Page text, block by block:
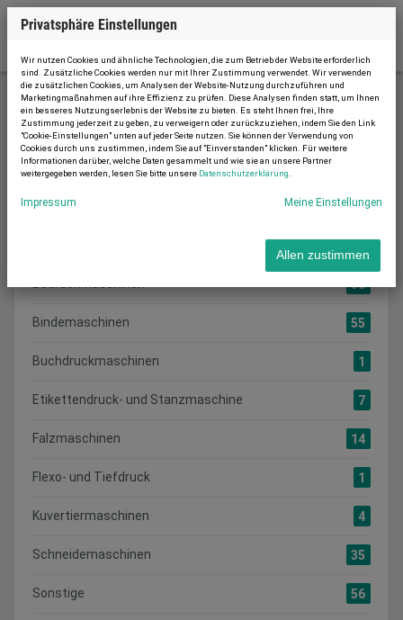
Druckmaschinen
KATEGORIEN
58
55
Bindemaschinen
1
Buchdruckmaschinen
7
Etikettendruck- und Stanzmaschine
14
Falzmaschinen
1
Flexo- und Tiefdruck
4
Kuvertiermaschinen
35
Schneidemaschinen
56
Sonstige
Privatsphäre Einstellungen
Wir nutzen Cookies und ähnliche Technologien, die zum Betrieb der Website erforderlich
sind. Zusätzliche Cookies werden nur mit Ihrer Zustimmung verwendet. Wir verwenden
die zusätzlichen Cookies, um Analysen der Website-Nutzung durchzuführen und
Marketingmaßnahmen auf ihre Effizienz zu prüfen. Diese Analysen finden statt, um Ihnen
ein besseres Nutzungserlebnis der Website zu bieten. Es steht Ihnen frei, Ihre
Zustimmung jederzeit zu geben, zu verweigern oder zurückzuziehen, indem Sie den Link
"Cookie-Einstellungen" unten auf jeder Seite nutzen. Sie können der Verwendung von
Cookies durch uns zustimmen, indem Sie auf "Einverstanden" klicken. Für weitere
Informationen darüber, welche Daten gesammelt und wie sie an unsere Partner
weitergegeben werden, lesen Sie bitte unsere Datenschutzerklärung
Impressum Meine Einstellungen
Allen zustimmen